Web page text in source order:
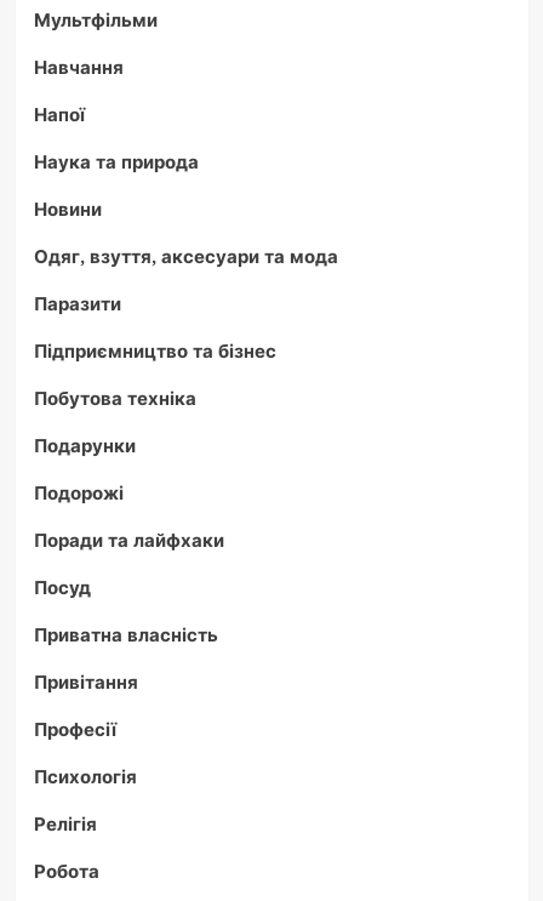
Мультфільми
Навчання
Напої
Наука та природа
Новини
Одяг, взуття, аксесуари та мода
Паразити
Підприємництво та бізнес
Побутова техніка
Подарунки
Подорожі
Поради та лайфхаки
Посуд
Приватна власність
Привітання
Професії
Психологія
Релігія
Робота